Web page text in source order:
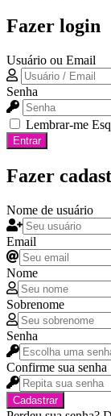
Fazer login
Usuário ou Email
Senha
Lembrar-me
Entrar
Fazer
Nome de usuário
Email
Nome
Sobrenome
Senha
Confirme sua senha
Cadastrar